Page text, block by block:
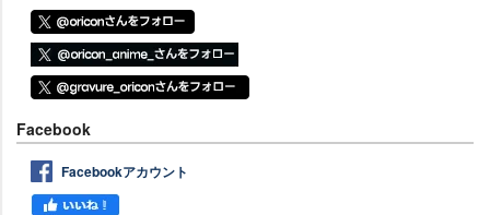
Facebook
Facebookアカウント